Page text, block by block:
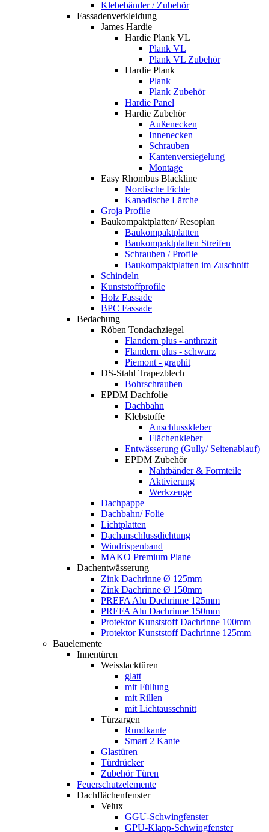
Klebebänder / Zubehör
Fassadenverkleidung
James Hardie
Hardie Plank VL
Plank VL
Plank VL Zubehör
Hardie Plank
Plank
Plank Zubehör
Hardie Panel
Hardie Zubehör
Außenecken
Innenecken
Schrauben
Kantenversiegelung
Montage
Easy Rhombus Blackline
Nordische Fichte
Kanadische Lärche
Groja Profile
Baukompaktplatten/ Resoplan
Baukompaktplatten
Baukompaktplatten Streifen
Schrauben / Profile
Baukompaktplatten im Zuschnitt
Schindeln
Kunststoffprofile
Holz Fassade
BPC Fassade
Bedachung
Röben Tondachziegel
Flandern plus - anthrazit
Flandern plus - schwarz
Piemont - graphit
DS-Stahl Trapezblech
Bohrschrauben
EPDM Dachfolie
Dachbahn
Klebstoffe
Anschlusskleber
Flächenkleber
Entwässerung (Gully/ Seitenablauf)
EPDM Zubehör
Nahtbänder & Formteile
Aktivierung
Werkzeuge
Dachpappe
Dachbahn/ Folie
Lichtplatten
Dachanschlussdichtung
Windrispenband
MAKO Premium Plane
Dachentwässerung
Zink Dachrinne Ø 125mm
Zink Dachrinne Ø 150mm
PREFA Alu Dachrinne 125mm
PREFA Alu Dachrinne 150mm
Protektor Kunststoff Dachrinne 100mm
Protektor Kunststoff Dachrinne 125mm
Bauelemente
Innentüren
Weisslacktüren
glatt
mit Füllung
mit Rillen
mit Lichtausschnitt
Türzargen
Rundkante
Smart 2 Kante
Glastüren
Türdrücker
Zubehör Türen
Feuerschutzelemente
Dachflächenfenster
Velux
GGU-Schwingfenster
GPU-Klapp-Schwingfenster